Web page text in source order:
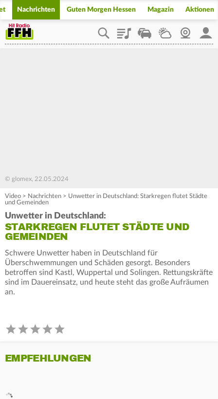
Nachrichten Guten Morgen Hessen Magazin Aktionen
PlaylistStaupilotWetterWebcam
© glomex, 22.05.2024
Video > Nachrichten > Unwetter in Deutschland: Starkregen flutet Städte
und Gemeinden
Unwetter in Deutschland:
STARKREGEN FLUTET STÄDTE UND
GEMEINDEN
Schwere Unwetter haben in Deutschland für
Überschwemmungen und Schäden gesorgt. Besonders
betroffen sind Kastl, Wuppertal und Solingen. Rettungskräfte
sind im Dauereinsatz, und heute steht das große Aufräumen
an.
EMPFEHLUNGEN